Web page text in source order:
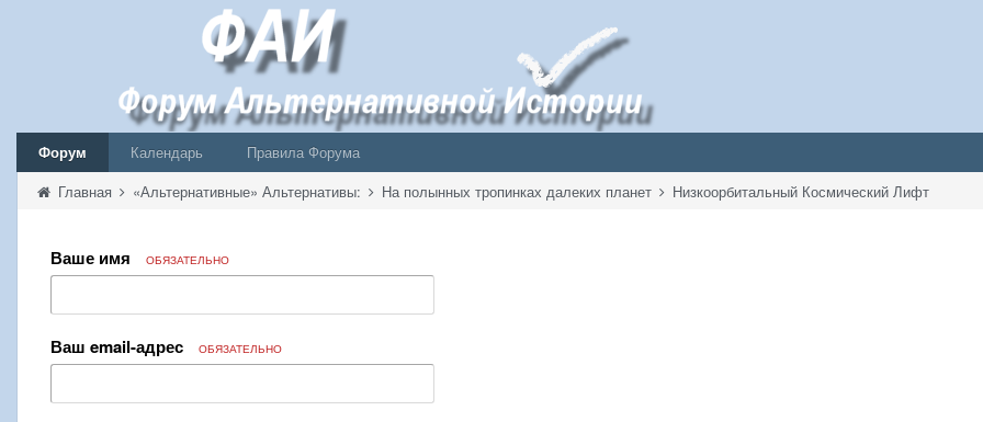
Форум Календарь
Правила Форума
Главная «Альтернативные» Альтернативы: На полынных тропинках далеких планет Низкоорбитальный Космический Лифт
Ваше имя ОБЯЗАТЕЛЬНО
Ваш email-адрес ОБЯЗАТЕЛЬНО